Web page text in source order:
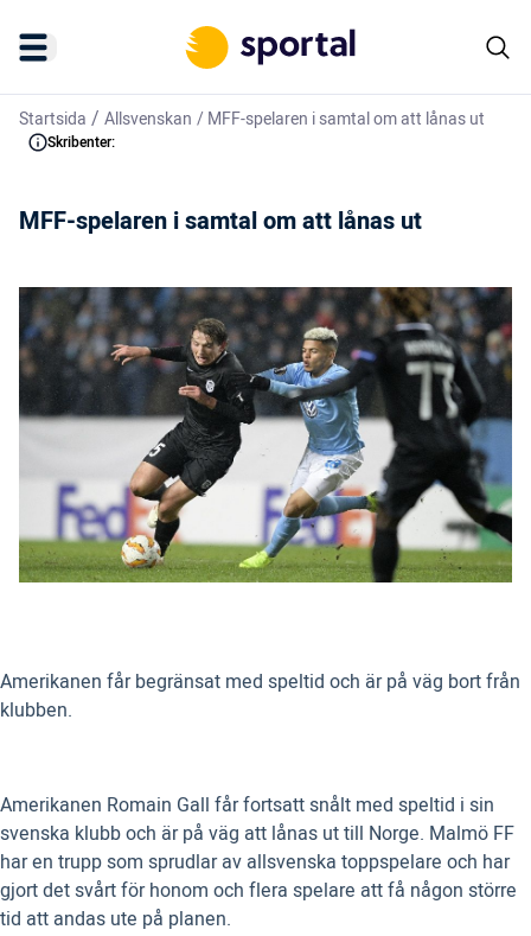
Startsida / Allsvenskan /MFF-spelaren i samtal om att lånas ut
Skribenter:
MFF-spelaren i samtal om att lånas ut
Amerikanen får begränsat med speltid och är på väg bort från
klubben.
Amerikanen Romain Gall får fortsatt snålt med speltid i sin
svenska klubb och är på väg att lånas ut till Norge. Malmö FF
har en trupp som sprudlar av allsvenska toppspelare och har
gjort det svårt för honom och flera spelare att få någon större
tid att andas ute på planen.